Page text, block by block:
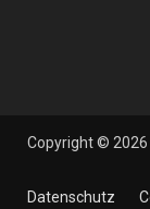
Copyright © 2026
Datenschutz